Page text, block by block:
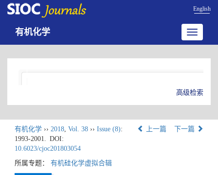
English
Toggle
有机化学
高级检索
有机化学 ›› 2018, Vol. 38 ›› Issue (8):
1993-2001. DOI:
10.6023/cjoc201803054
上一篇 下一篇
所属专题： 有机硅化学虚拟合辑